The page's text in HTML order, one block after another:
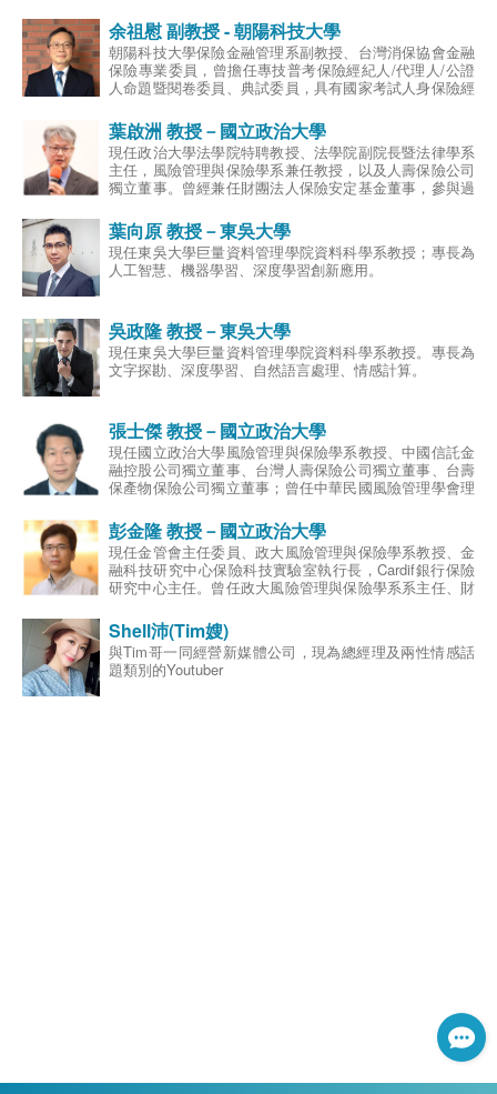
獨立董事；專長為精
算科學、保險財務管
理、清償能力分析及
保險商品創新。
中心/金融法制暨犯罪防治中心講師，並具有仲裁人，律師
及地政士資格；曾於律師事務所、國際性保險經紀人公司
擔任專職律師，以及於外商保險公司擔任法務經理；專長
為保險法、海商法、運動法及國際貿易索賠實務。
余祖慰 副教授 - 朝陽科技大學
朝陽科技大學保險金融管理系副教授、台灣消保協會金融
保險專業委員，曾擔任專技普考保險經紀人/代理人/公證
人命題暨閱卷委員、典試委員，具有國家考試人身保險經
前，曾擔任壽險公司分公司經理人、理賠部襄理、通訊處
處經理、保經與保代/銀行/信用合作社/農會等通路經理
人。專長為超高齡社會保險市場、保險行銷、通路管理、
風險管理。
葉啟洲 教授－國立政治大學
現任政治大學法學院特聘教授、法學院副院長暨法律學系
主任，風險管理與保險學系兼任教授，以及人壽保險公司
獨立董事。曾經兼任財團法人保險安定基金董事，參與過
議中心的評議委員。葉教授進入學術界之前，曾擔任律
師、法官，在擔任法官期間以公費留學前往德國進修，獲
得德國弗萊堡大學法學博士，專長為民法和保險法。
葉向原 教授－東吳大學
現任東吳大學巨量資料管理學院資料科學系教授；專長為
人工智慧、機器學習、深度學習創新應用。
吳政隆 教授－東吳大學
現任東吳大學巨量資料管理學院資料科學系教授。專長為
文字探勘、深度學習、自然語言處理、情感計算。
張士傑 教授－國立政治大學
現任國立政治大學風險管理與保險學系教授、中國信託金
融控股公司獨立董事、台灣人壽保險公司獨立董事、台壽
保產物保險公司獨立董事；曾任中華民國風險管理學會理
議委員、行政院金融監督管理委員會專任委員、財團法人
保險事業發展中心董事；專長為風險管理與保險、精算科
學、退休金財務、資產配置。
彭金隆 教授－國立政治大學
現任金管會主任委員、政大風險管理與保險學系教授、金
融科技研究中心保險科技實驗室執行長，Cardif銀行保險
研究中心主任。曾任政大風險管理與保險學系系主任、財
董事、台灣風險與保險學會秘書長、金管會人身保險保單
審察委員、金融總會副秘書長；研究專長為保險市場、銀
行保險、金融控股公司、保險科技與保險監理法規與制度
等。
Shell沛(Tim嫂)
與Tim哥一同經營新媒體公司，現為總經理及兩性情感話
題類別的Youtuber